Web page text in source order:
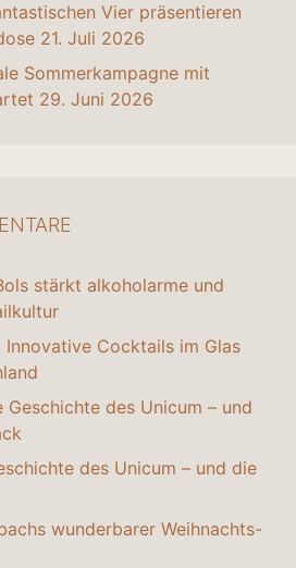
Vier präsentieren
21. Juli 2026
Sommerkampagne mit
29. Juni 2026
stärkt alkoholarme und
Innovative Cocktails im Glas
Geschichte des Unicum – und
des Unicum – und die
wunderbarer Weihnachts-